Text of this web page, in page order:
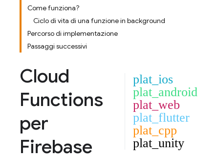
Come funziona?
Ciclo di vita di una funzione in background
Percorso di implementazione
Passaggi successivi
Cloud
Functions
per
Firebase
plat_ios
plat_android
plat_web
plat_flutter
plat_cpp
plat_unity